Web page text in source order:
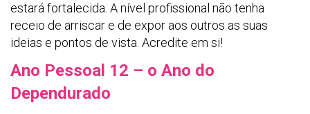
estará fortalecida. A nível profissional não tenha
receio de arriscar e de expor aos outros as suas
ideias e pontos de vista. Acredite em si!
Ano Pessoal 12 – o Ano do
Dependurado